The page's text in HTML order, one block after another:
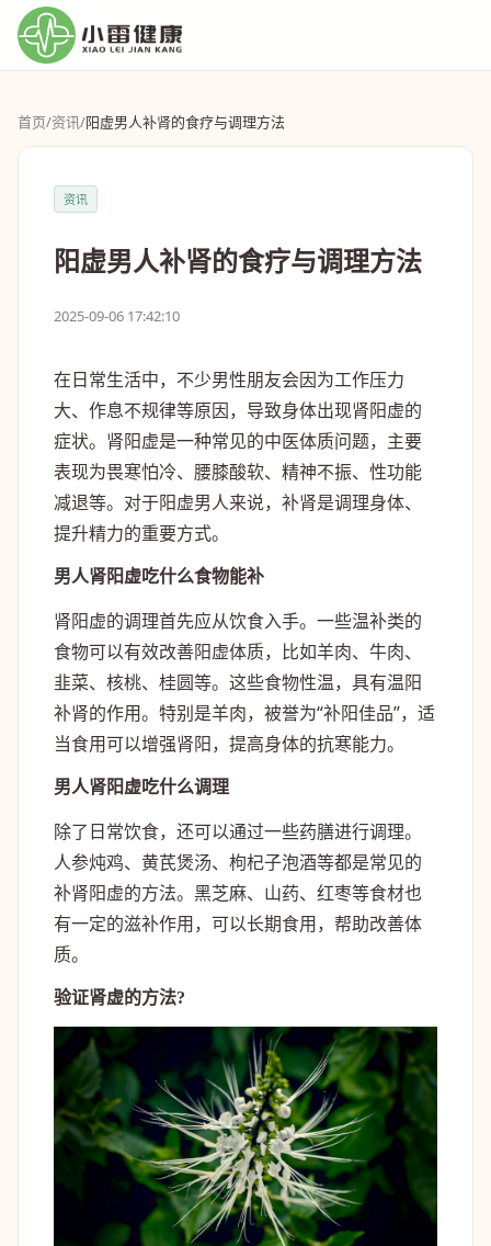
首页/资讯/阳虚男人补肾的食疗与调理方法
资讯
阳虚男人补肾的食疗与调理方法
2025-09-06 17:42:10
在日常生活中，不少男性朋友会因为工作压力
大、作息不规律等原因，导致身体出现肾阳虚的
症状。肾阳虚是一种常见的中医体质问题，主要
表现为畏寒怕冷、腰膝酸软、精神不振、性功能
减退等。对于阳虚男人来说，补肾是调理身体、
提升精力的重要方式。
男人肾阳虚吃什么食物能补
肾阳虚的调理首先应从饮食入手。一些温补类的
食物可以有效改善阳虚体质，比如羊肉、牛肉、
韭菜、核桃、桂圆等。这些食物性温，具有温阳
补肾的作用。特别是羊肉，被誉为“补阳佳品”，适
当食用可以增强肾阳，提高身体的抗寒能力。
男人肾阳虚吃什么调理
除了日常饮食，还可以通过一些药膳进行调理。
人参炖鸡、黄芪煲汤、枸杞子泡酒等都是常见的
补肾阳虚的方法。黑芝麻、山药、红枣等食材也
有一定的滋补作用，可以长期食用，帮助改善体
质。
验证肾虚的方法?